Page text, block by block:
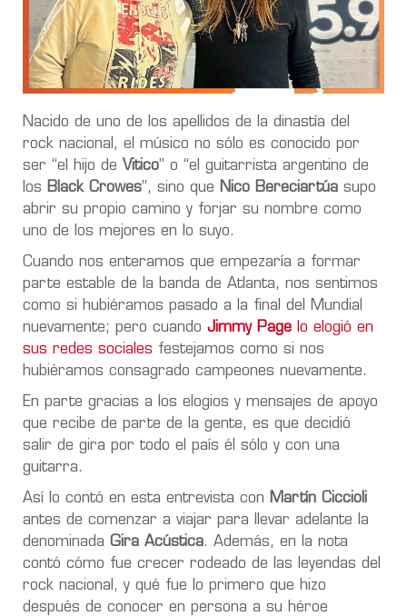
Nacido de uno de los apellidos de la dinastía del
rock nacional, el músico no sólo es conocido por
ser “el hijo de Vitico” o “el guitarrista argentino de
los Black Crowes”, sino que Nico Bereciartúa supo
abrir su propio camino y forjar su nombre como
uno de los mejores en lo suyo.
Cuando nos enteramos que empezaría a formar
parte estable de la banda de Atlanta, nos sentimos
como si hubiéramos pasado a la final del Mundial
nuevamente; pero cuando Jimmy Page lo elogió en
sus redes sociales festejamos como si nos
hubiéramos consagrado campeones nuevamente.
En parte gracias a los elogios y mensajes de apoyo
que recibe de parte de la gente, es que decidió
salir de gira por todo el país él sólo y con una
guitarra.
Así lo contó en esta entrevista con
Martín Ciccioli
antes de comenzar a viajar para llevar adelante la
denominada Gira Acústica. Además, en la nota
contó cómo fue crecer rodeado de las leyendas del
rock nacional, y qué fue lo primero que hizo
después de conocer en persona a su héroe